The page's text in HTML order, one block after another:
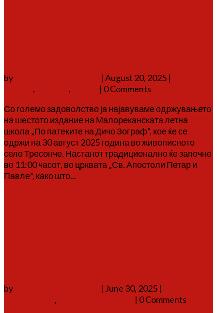
by | August 20, 2025 |
, ,
| 0 Comments
Со големо задоволство ја најавуваме одржувањето
на шестото издание на Малореканската летна
школа „По патеките на Дичо Зограф“, кое ќе се
одржи на 30 август 2025 година во живописното
село Тресонче. Настанот традиционално ќе започне
во 11:00 часот, во црквата „Св. Апостоли Петар и
Павле“, како што...
by | June 30, 2025 |
,
| 0 Comments